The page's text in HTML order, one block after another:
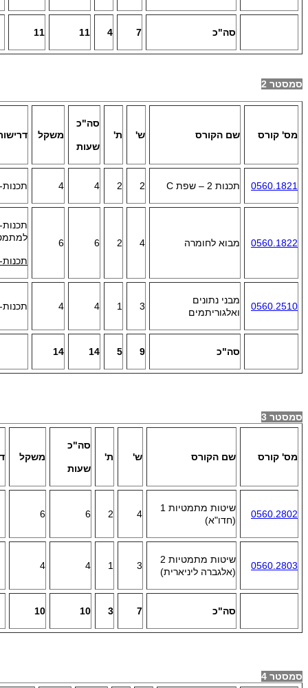
סה"כ 7
4
11
11
סמסטר 2
מס' קורס שם הקורס ש' ת'
סה"כ
שעות
משקל
0560.1821 תכנות 2 – שפת C
2
2
4
4
0560.1822 מבוא לחומרה 4
2
6
6
תכנות-
0560.2510
מבני נתונים
ואלגוריתמים
3
1
4
4
סה"כ 9
5
14
14
סמסטר 3
מס' קורס שם הקורס ש' ת'
סה"כ
שעות
משקל
0560.2802
שיטות מתמטיות 1
(חדו"א)
4
2
6
6
0560.2803
שיטות מתמטיות 2
(אלגברה ליניארית)
3
1
4
4
סה"כ 7
3
10
10
סמסטר 4